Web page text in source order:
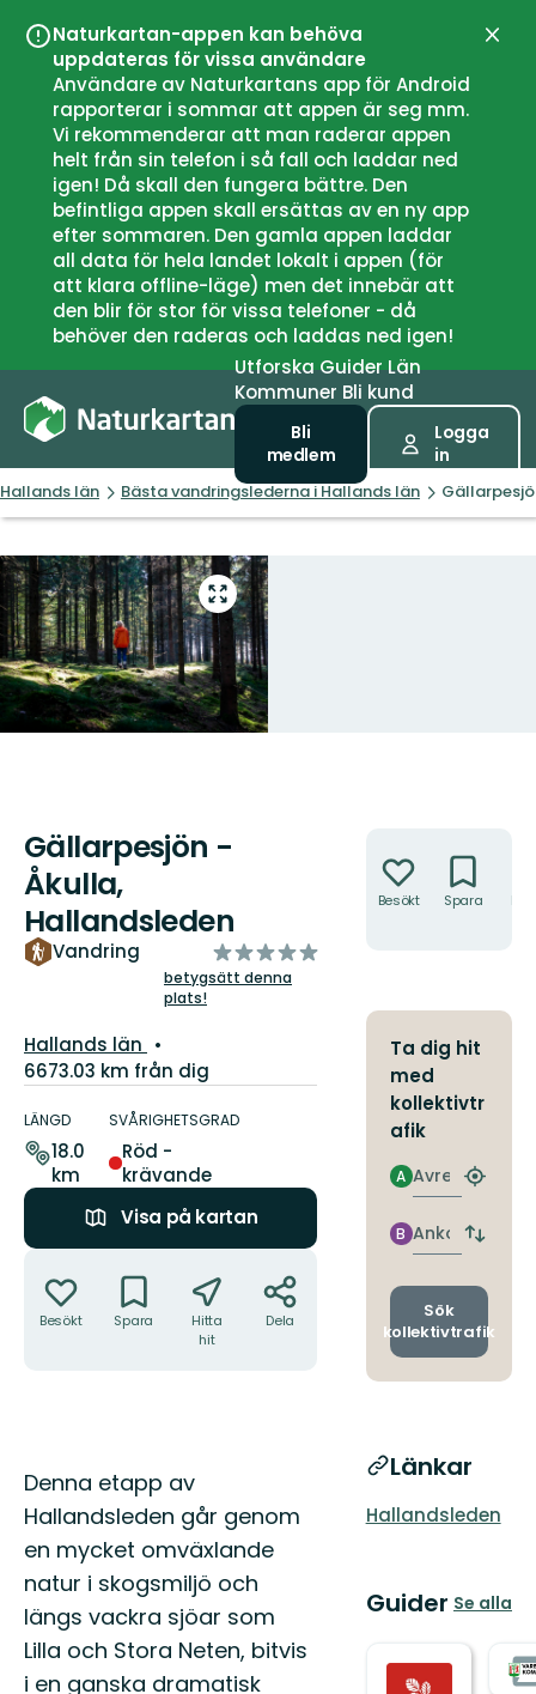
Naturkartan-appen kan behöva
uppdateras för vissa användare
Användare av Naturkartans app för Android
rapporterar i sommar att appen är seg mm.
Vi rekommenderar att man raderar appen
helt från sin telefon i så fall och laddar ned
igen! Då skall den fungera bättre. Den
befintliga appen skall ersättas av en ny app
efter sommaren. Den gamla appen laddar
all data för hela landet lokalt i appen (för
att klara offline-läge) men det innebär att
den blir för stor för vissa telefoner - då
behöver den raderas och laddas ned igen!
UtforskaGuiderLän
Kommuner Bli kund
Bli
medlem
Logga
in
Hallands län Bästa vandringslederna i Hallands län
Gå
till
helskärmsläge
Gällarpesjön -
Åkulla,
Hallandsleden
Vandring
av
5
betygsätt denna
plats!
Län:
Hallands län
6673.03 km från dig
om
leden
LÄNGD
18.0
km
SVÅRIGHETSGRAD
Röd -
krävande
Visa på kartan
Besökt Spara
Hitta
hit
Dela
Beskrivning
Denna etapp av
Hallandsleden går genom
en mycket omväxlande
natur i skogsmiljö och
längs vackra sjöar som
Lilla och Stora Neten, bitvis
i en ganska dramatisk
Besökt Spara
Ta dig hit
med
kollektivtr
afik
Avresa
A
Hitta
Ankomst
B
Byt
och
Sök
kollektivtrafik
Länkar
Hallandsleden
Guider Se alla